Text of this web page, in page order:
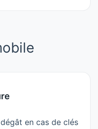
en cas de clés